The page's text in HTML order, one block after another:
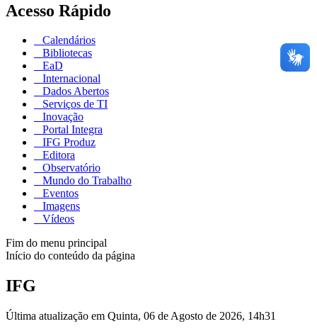
Acesso Rápido
Calendários
Bibliotecas
EaD
Internacional
Dados Abertos
Serviços de TI
Inovação
Portal Integra
IFG Produz
Editora
Observatório
Mundo do Trabalho
Eventos
Imagens
Vídeos
Fim do menu principal
Início do conteúdo da página
IFG
Última atualização em Quinta, 06 de Agosto de 2026, 14h31